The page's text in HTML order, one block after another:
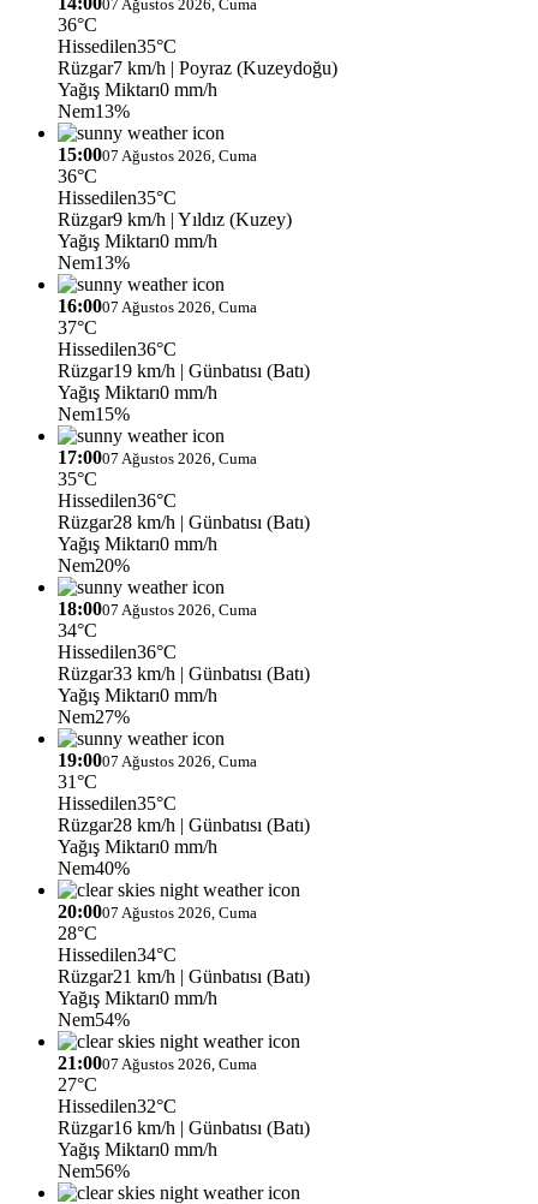
07 Ağustos 2026, Cuma
36°C
Hissedilen35°C
Rüzgar7 km/h | Poyraz (Kuzeydoğu)
Yağış Miktarı0 mm/h
Nem13%
15:0007 Ağustos 2026, Cuma
36°C
Hissedilen35°C
Rüzgar9 km/h | Yıldız (Kuzey)
Yağış Miktarı0 mm/h
Nem13%
16:0007 Ağustos 2026, Cuma
37°C
Hissedilen36°C
Rüzgar19 km/h | Günbatısı (Batı)
Yağış Miktarı0 mm/h
Nem15%
17:0007 Ağustos 2026, Cuma
35°C
Hissedilen36°C
Rüzgar28 km/h | Günbatısı (Batı)
Yağış Miktarı0 mm/h
Nem20%
18:0007 Ağustos 2026, Cuma
34°C
Hissedilen36°C
Rüzgar33 km/h | Günbatısı (Batı)
Yağış Miktarı0 mm/h
Nem27%
19:0007 Ağustos 2026, Cuma
31°C
Hissedilen35°C
Rüzgar28 km/h | Günbatısı (Batı)
Yağış Miktarı0 mm/h
Nem40%
20:0007 Ağustos 2026, Cuma
28°C
Hissedilen34°C
Rüzgar21 km/h | Günbatısı (Batı)
Yağış Miktarı0 mm/h
Nem54%
21:0007 Ağustos 2026, Cuma
27°C
Hissedilen32°C
Rüzgar16 km/h | Günbatısı (Batı)
Yağış Miktarı0 mm/h
Nem56%